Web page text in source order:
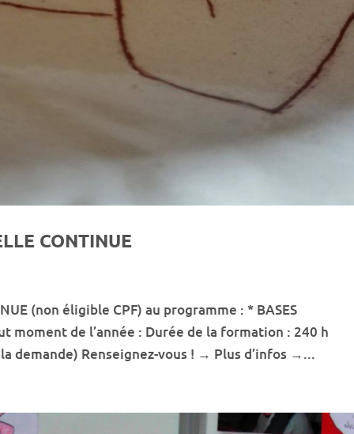
CONTINUE
(non éligible CPF) au programme : * BASES
moment de l’année : Durée de la formation : 240 h
demande) Renseignez-vous ! → Plus d’infos →...